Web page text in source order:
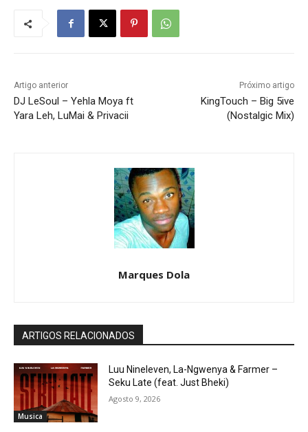
Artigo anterior
DJ LeSoul – Yehla Moya ft
Yara Leh, LuMai & Privacii
Próximo artigo
KingTouch – Big 5ive
(Nostalgic Mix)
Marques Dola
ARTIGOS RELACIONADOS
Musica
Luu Nineleven, La-Ngwenya & Farmer –
Seku Late (feat. Just Bheki)
Agosto 9, 2026